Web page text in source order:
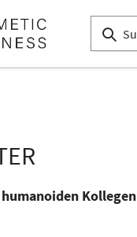
Kollegen